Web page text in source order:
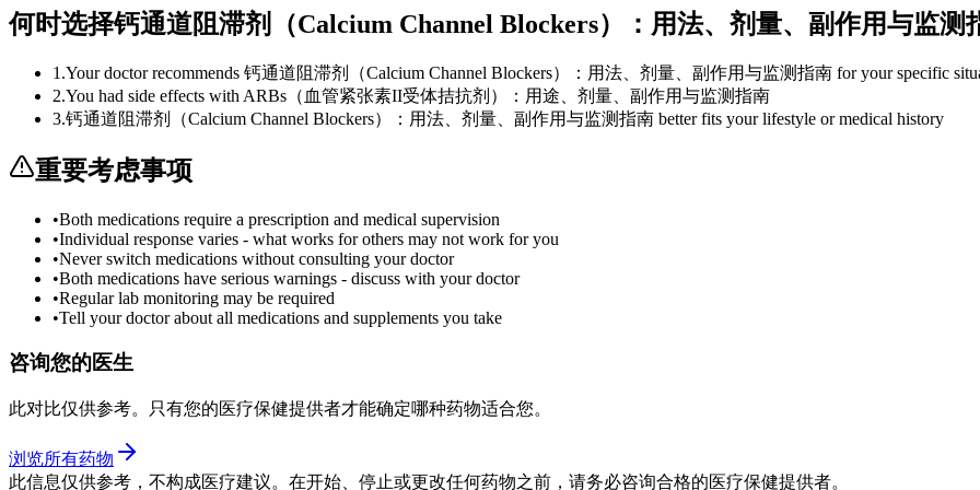
何时选择钙通道阻滞剂（Calcium Channel Blockers）：用法、剂量、副作用与监测
1.Your doctor recommends 钙通道阻滞剂（Calcium Channel Blockers）：用法、剂量、副作用与监测指南 for your specific
2.You had side effects with ARBs（血管紧张素II受体拮抗剂）：用途、剂量、副作用与监测指南
3.钙通道阻滞剂（Calcium Channel Blockers）：用法、剂量、副作用与监测指南 better fits your lifestyle or medical history
重要考虑事项
•Both medications require a prescription and medical supervision
•Individual response varies - what works for others may not work for you
•Never switch medications without consulting your doctor
•Both medications have serious warnings - discuss with your doctor
•Regular lab monitoring may be required
•Tell your doctor about all medications and supplements you take
咨询您的医生
此对比仅供参考。只有您的医疗保健提供者才能确定哪种药物适合您。
浏览所有药物
此信息仅供参考，不构成医疗建议。在开始、停止或更改任何药物之前，请务必咨询合格的医疗保健提供者。